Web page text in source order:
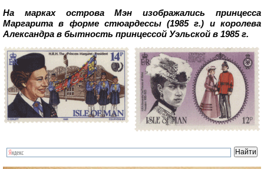
На марках острова Мэн изображались принцесса
Маргарита в форме стюардессы (1985 г.) и королева
Александра в бытность принцессой Уэльской в 1985 г.